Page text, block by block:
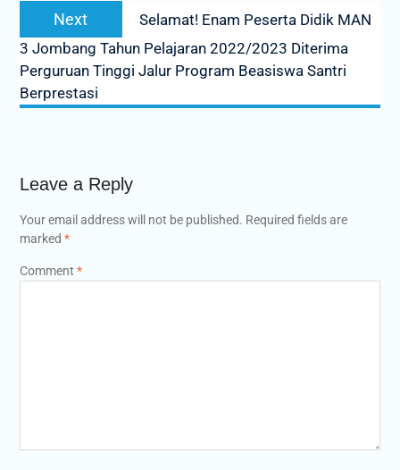
Next
Next
post:
Selamat! Enam Peserta Didik MAN
3 Jombang Tahun Pelajaran 2022/2023 Diterima
Perguruan Tinggi Jalur Program Beasiswa Santri
Berprestasi
Leave a Reply
Your email address will not be published. Required fields are
marked *
Comment *